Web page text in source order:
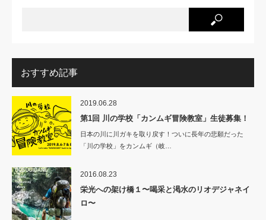
おすすめ記事
2019.06.28
第1回 川の学校「カンムギ冒険教室」生徒募集！
日本の川に川ガキを取り戻す！ついに長年の悲願だった
「川の学校」をカンムギ（岐…
2016.08.23
栄光への架け橋１〜喝采と渇水のリオデジャネイ
ロ〜